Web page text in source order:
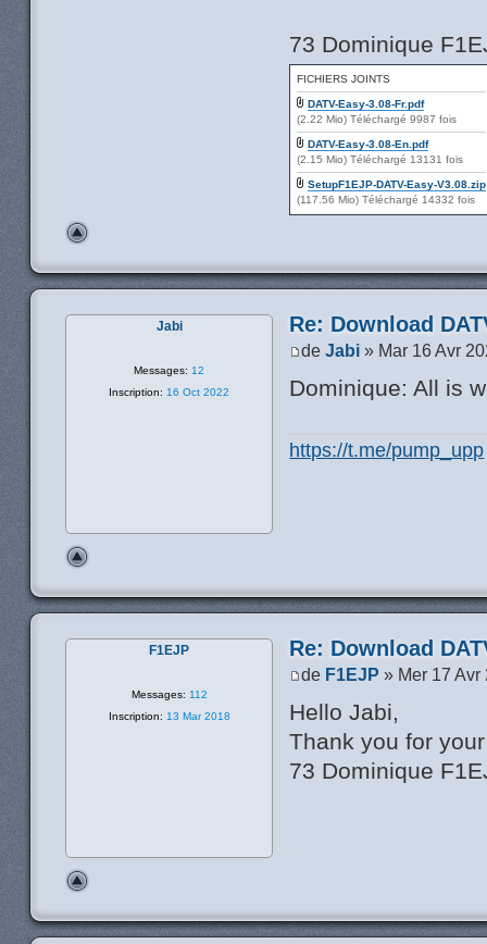
73 Dominique
FICHIERS JOINTS
DATV-Easy-3.08-Fr.pdf
(2.22 Mio) Téléchargé 9987 fois
DATV-Easy-3.08-En.pdf
(2.15 Mio) Téléchargé 13131 fois
SetupF1EJP-DATV-Easy-V3.08.zip
(117.56 Mio) Téléchargé 14332 fois
Re: Download
deJabi » Mar 16 Avr
Dominique: All is
https://t.me/pump_upp
Jabi
Messages: 12
Inscription: 16 Oct 2022
Re: Download
de F1EJP » Mer 17 Avr
Hello Jabi,
Thank you for
73 Dominique
F1EJP
Messages: 112
Inscription: 13 Mar 2018